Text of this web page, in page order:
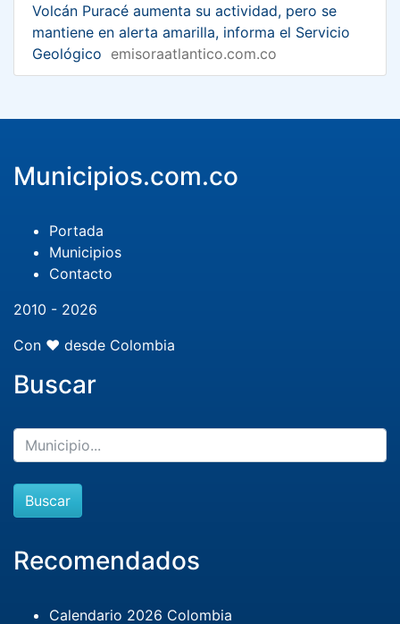
Volcán Puracé aumenta su actividad, pero se
mantiene en alerta amarilla, informa el Servicio
Geológico emisoraatlantico.com.co
Municipios.com.co
Portada
Municipios
Contacto
2010 - 2026
Con ❤️ desde Colombia
Buscar
Buscar
Recomendados
Calendario 2026 Colombia